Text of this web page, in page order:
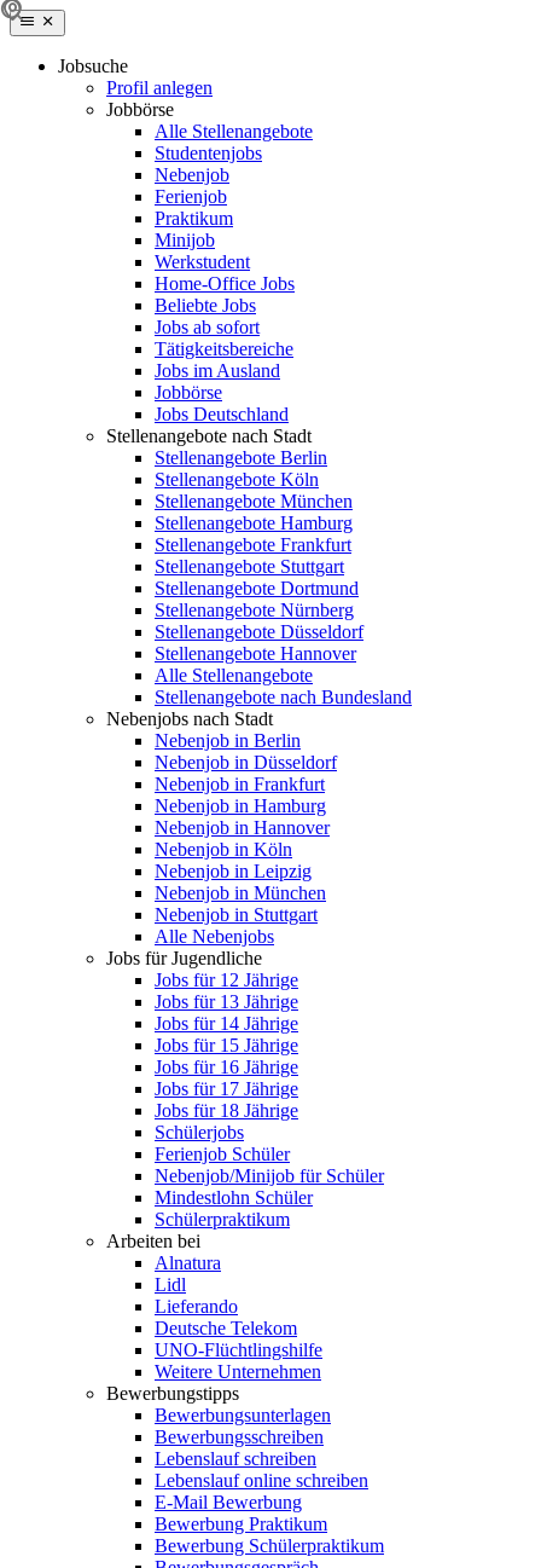
Jobsuche
Profil anlegen
Jobbörse
Alle Stellenangebote
Studentenjobs
Nebenjob
Ferienjob
Praktikum
Minijob
Werkstudent
Home-Office Jobs
Beliebte Jobs
Jobs ab sofort
Tätigkeitsbereiche
Jobs im Ausland
Jobbörse
Jobs Deutschland
Stellenangebote nach Stadt
Stellenangebote Berlin
Stellenangebote Köln
Stellenangebote München
Stellenangebote Hamburg
Stellenangebote Frankfurt
Stellenangebote Stuttgart
Stellenangebote Dortmund
Stellenangebote Nürnberg
Stellenangebote Düsseldorf
Stellenangebote Hannover
Alle Stellenangebote
Stellenangebote nach Bundesland
Nebenjobs nach Stadt
Nebenjob in Berlin
Nebenjob in Düsseldorf
Nebenjob in Frankfurt
Nebenjob in Hamburg
Nebenjob in Hannover
Nebenjob in Köln
Nebenjob in Leipzig
Nebenjob in München
Nebenjob in Stuttgart
Alle Nebenjobs
Jobs für Jugendliche
Jobs für 12 Jährige
Jobs für 13 Jährige
Jobs für 14 Jährige
Jobs für 15 Jährige
Jobs für 16 Jährige
Jobs für 17 Jährige
Jobs für 18 Jährige
Schülerjobs
Ferienjob Schüler
Nebenjob/Minijob für Schüler
Mindestlohn Schüler
Schülerpraktikum
Arbeiten bei
Alnatura
Lidl
Lieferando
Deutsche Telekom
UNO-Flüchtlingshilfe
Weitere Unternehmen
Bewerbungstipps
Bewerbungsunterlagen
Bewerbungsschreiben
Lebenslauf schreiben
Lebenslauf online schreiben
E-Mail Bewerbung
Bewerbung Praktikum
Bewerbung Schülerpraktikum